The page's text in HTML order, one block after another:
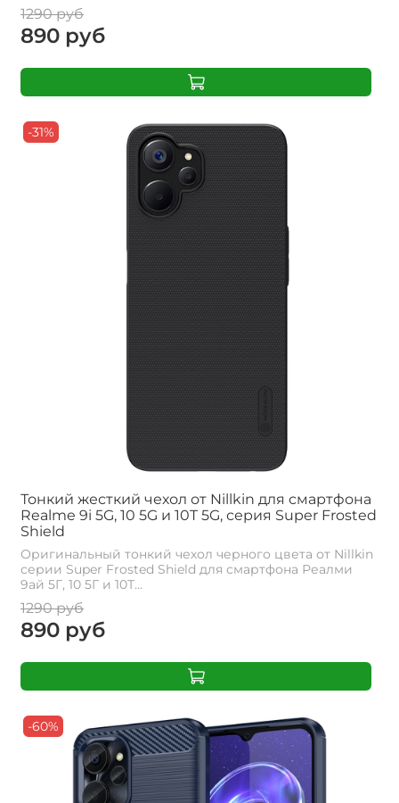
1290 руб
890 руб
-31%
Тонкий жесткий чехол от Nillkin для смартфона
Realme 9i 5G, 10 5G и 10T 5G, серия Super Frosted
Shield
Оригинальный тонкий чехол черного цвета от Nillkin
серии Super Frosted Shield для смартфона Реалми
9ай 5Г, 10 5Г и 10Т...
1290 руб
890 руб
-60%